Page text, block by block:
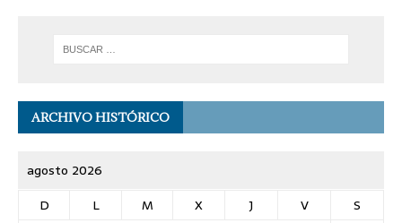
ARCHIVO HISTÓRICO
agosto 2026
D
L M X J V
S